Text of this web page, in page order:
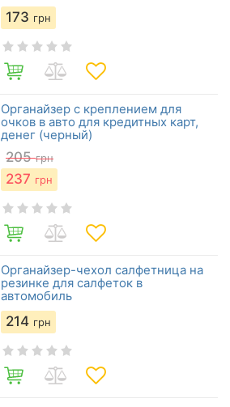
173 грн
Органайзер с креплением для
очков в авто для кредитных карт,
денег (черный)
205 грн
237 грн
Органайзер-чехол салфетница на
резинке для салфеток в
автомобиль
214 грн